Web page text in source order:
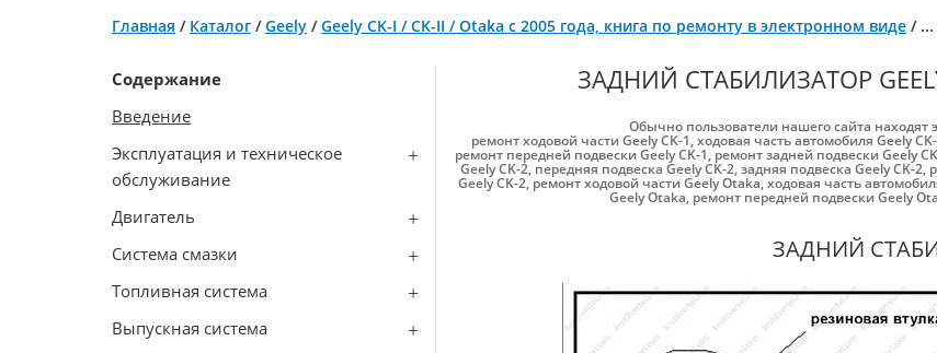
Главная / Каталог /Geely /Geely CK-I / CK-II / Otaka с 2005 года, книга по ремонту в электронном виде / ...
Содержание
Введение
Эксплуатация и техническое
обслуживание
Двигатель
Система смазки
Топливная система
Выпускная система
ЗАДНИЙ СТАБИЛИЗАТОР
Обычно пользователи нашего сайта находят
ремонт ходовой части Geely CK-1,ходовая часть автомобиля Geely
ремонт передней подвески Geely CK-1, ремонт задней подвески Geely
Geely CK-2, передняя подвеска Geely CK-2,задняя подвеска Geely CK-2,
Geely CK-2, ремонт ходовой части Geely Otaka,ходовая часть
Geely Otaka, ремонт передней подвески Geely
ЗАДНИЙ